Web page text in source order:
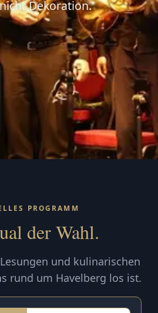
Dekoration.
PROGRAMM
der Wahl.
und kulinarischen
rund um Havelberg los ist.